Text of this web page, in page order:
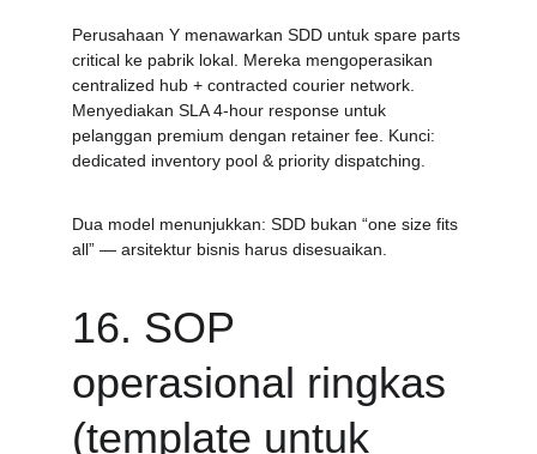
Perusahaan Y menawarkan SDD untuk spare parts
critical ke pabrik lokal. Mereka mengoperasikan
centralized hub + contracted courier network.
Menyediakan SLA 4-hour response untuk
pelanggan premium dengan retainer fee. Kunci:
dedicated inventory pool & priority dispatching.
Dua model menunjukkan: SDD bukan “one size fits
all” — arsitektur bisnis harus disesuaikan.
16. SOP
operasional ringkas
(template untuk